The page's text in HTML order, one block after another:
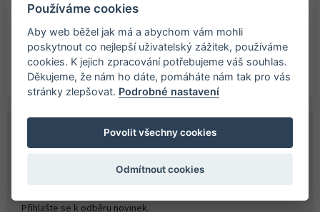
27. 06. 2026
Číst více
PŘIHLASTE SE K ODBĚRU NOVINEK
Přihlašte se k odběru novinek.
Používáme cookies
Aby web běžel jak má a abychom vám mohli
poskytnout co nejlepší uživatelský zážitek, používáme
cookies. K jejich zpracování potřebujeme váš souhlas.
Děkujeme, že nám ho dáte, pomáháte nám tak pro vás
stránky zlepšovat. Podrobné nastavení
Povolit všechny cookies
Odmítnout cookies